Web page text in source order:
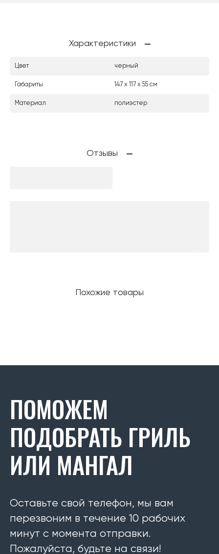
Характеристики
Цвет черный
Габариты 147 х 117 х 55 см
Материал полиэстер
Отзывы
Похожие товары
ПОМОЖЕМ
ПОДОБРАТЬ ГРИЛЬ
ИЛИ МАНГАЛ
Оставьте свой телефон, мы вам
перезвоним в течение 10 рабочих
минут с момента отправки.
Пожалуйста, будьте на связи!